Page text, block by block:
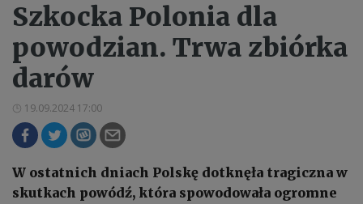
Szkocka Polonia dla
powodzian. Trwa zbiórka
darów
19.09.2024 17:00
W ostatnich dniach Polskę dotknęła tragiczna w
skutkach powódź, która spowodowała ogromne